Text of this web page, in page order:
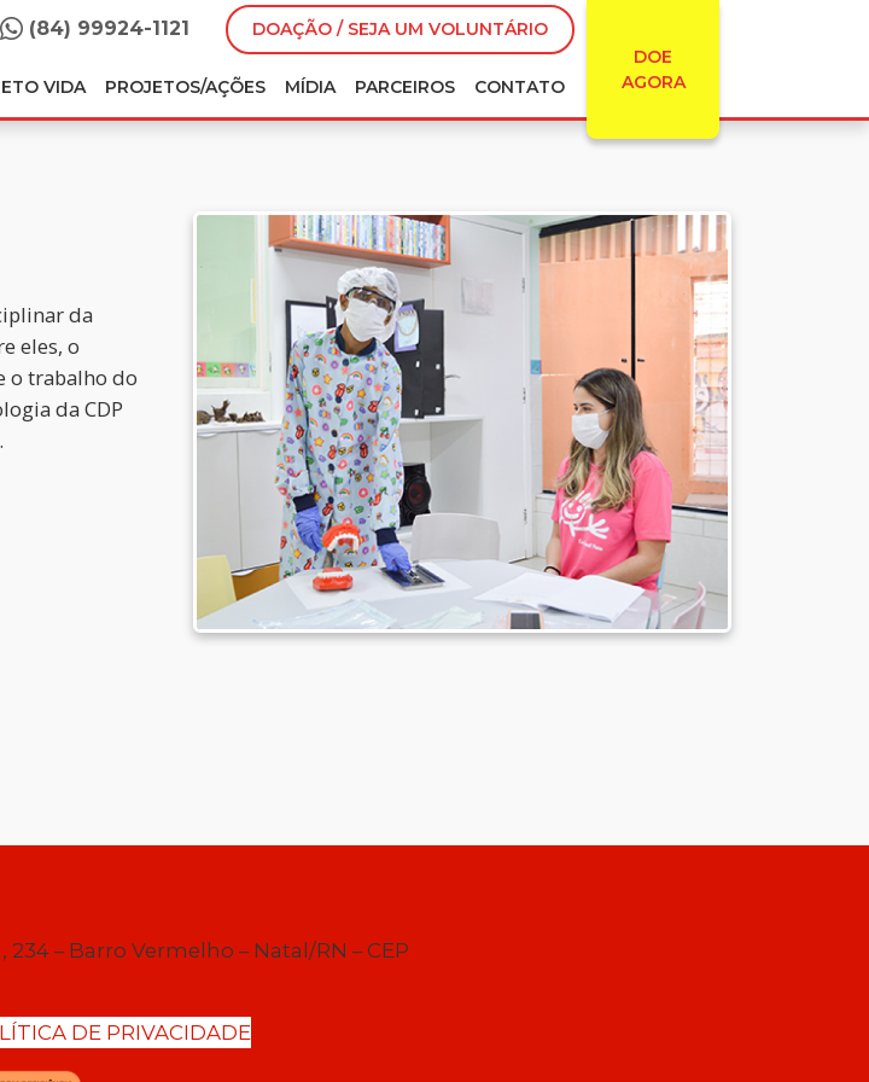
(84) 99924-1121
DOAÇÃO / SEJA UM VOLUNTÁRIO
DOE
AGORA
VIDA PROJETOS/AÇÕES MÍDIA PARCEIROS CONTATO
da
eles, o
o trabalho do
da CDP
– Barro Vermelho – Natal/RN – CEP
DE PRIVACIDADE